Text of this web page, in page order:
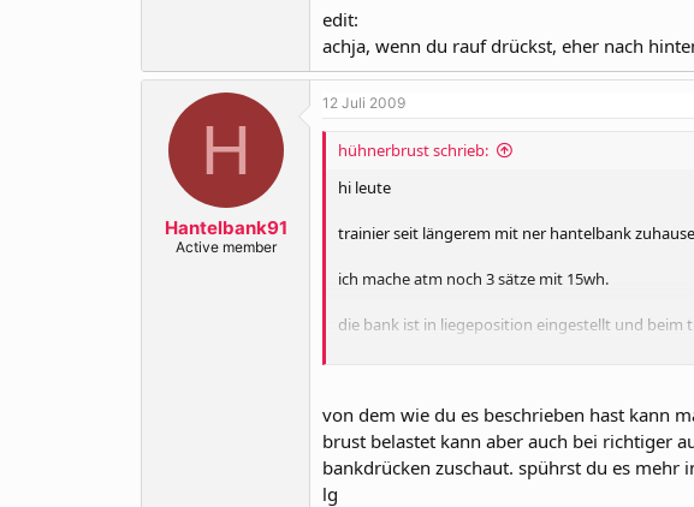
edit:
achja, wenn du rauf drückst, eher nach
H
Hantelbank91
Active member
12 Juli 2009
hühnerbrust schrieb:
hi leute
trainier seit längerem mit ner hantelbank
ich mache atm noch 3 sätze mit 15wh.
die bank ist in liegeposition eingestellt und beim
nachdem ich die wh´s gemacht habe , brennt in
ich lass dabei immer die hantelstange leicht an
von dem wie du es beschrieben hast kann
brust belastet kann aber auch bei richtiger
bankdrücken zuschaut. spührst du es mehr
lg